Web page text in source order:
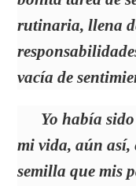
rutinaria, llena
vacía de
Yo había sido
mi vida, aún
semilla que mis